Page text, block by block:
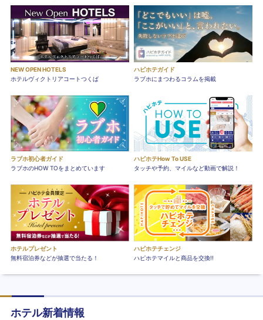
NEW OPEN HOTELS
ホテルヴィクトリアコートつくば
ハピホテガイド
ラブホにまつわるコラムを掲載
ラブホ初心者ガイド
ラブホのHOW TOをまとめています
ハピホテHow To USE
タッチや予約、マイルなど動画で解説！
ホテルプレゼント
無料宿泊券などが抽選で当たる！
ハピホテチェンジ
ハピホテマイルと商品を交換!!
ホテル新着情報